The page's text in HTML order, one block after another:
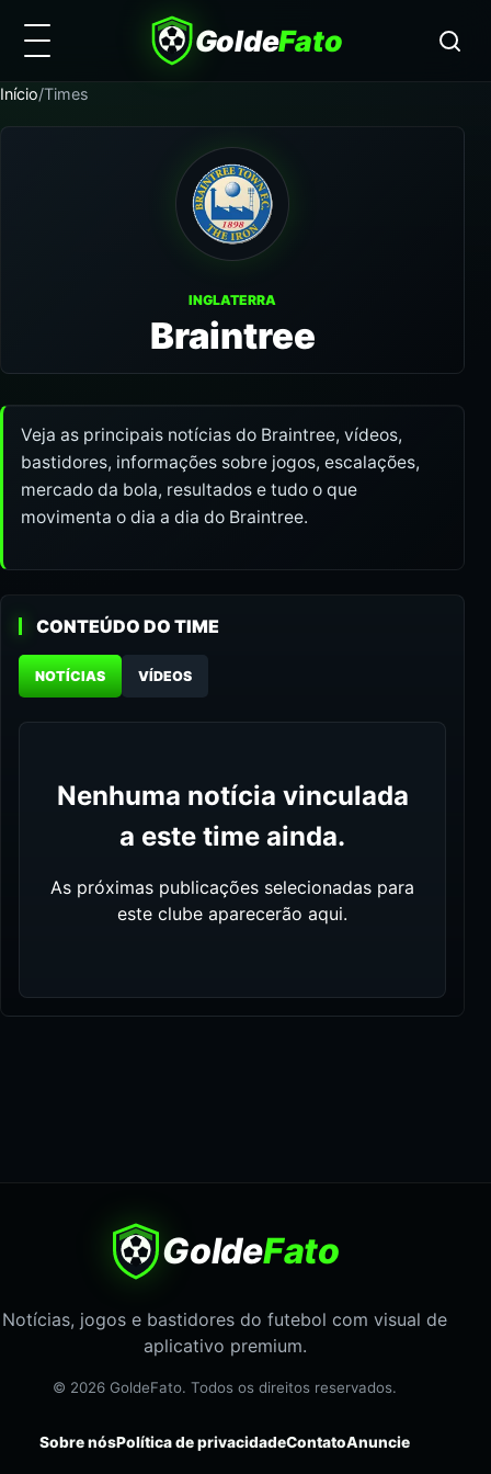
GoldeFato
Início/Times
INGLATERRA
Braintree
Veja as principais notícias do Braintree, vídeos,
bastidores, informações sobre jogos, escalações,
mercado da bola, resultados e tudo o que
movimenta o dia a dia do Braintree.
CONTEÚDO DO TIME
NOTÍCIAS VÍDEOS
Nenhuma notícia vinculada
a este time ainda.
As próximas publicações selecionadas para
este clube aparecerão aqui.
GoldeFato
Notícias, jogos e bastidores do futebol com visual de
aplicativo premium.
© 2026 GoldeFato. Todos os direitos reservados.
Sobre nósPolítica de privacidadeContatoAnuncie